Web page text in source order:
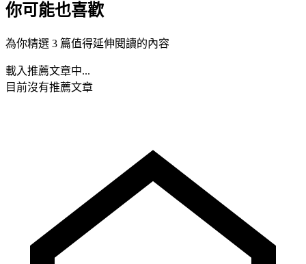
你可能也喜歡
為你精選 3 篇值得延伸閱讀的內容
載入推薦文章中...
目前沒有推薦文章